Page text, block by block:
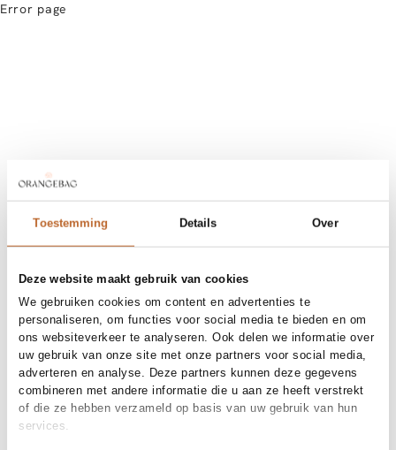
Toestemming Details Over
Deze website maakt gebruik van cookies
We gebruiken cookies om content en advertenties te
personaliseren, om functies voor social media te bieden en om
ons websiteverkeer te analyseren. Ook delen we informatie over
uw gebruik van onze site met onze partners voor social media,
adverteren en analyse. Deze partners kunnen deze gegevens
combineren met andere informatie die u aan ze heeft verstrekt
of die ze hebben verzameld op basis van uw gebruik van hun
services.
Error page